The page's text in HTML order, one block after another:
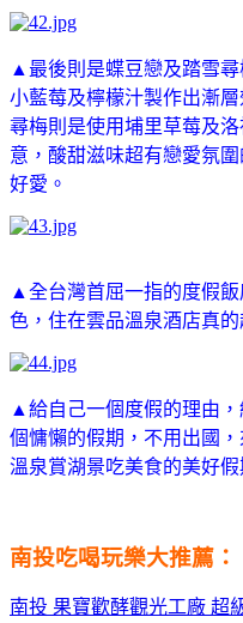
▲最後則是蝶豆戀及踏雪尋
小藍莓及檸檬汁製作出漸層
尋梅則是使用埔里草莓及
意 ，酸甜滋味超有戀愛氛
好愛。
▲全台灣首屈一指的度假飯
色 ，住在雲品溫泉酒店真的
▲給自己一個度假的理由
個慵懶的假期 ，不用出國
溫泉賞湖景吃美食的美好假
南投吃喝玩樂大推薦：
南投 果寶歡酵觀光工廠 超